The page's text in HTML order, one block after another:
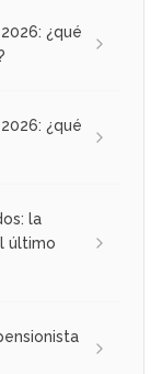
¿qué
¿qué
la
último